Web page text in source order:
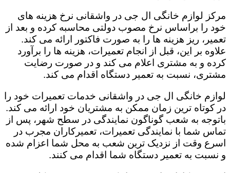
مرکز لوازم خانگی ال جی در واشقانی نرخ هزینه های
خود را براساس نرخ مصوب دولتی محاسبه کرده و بعد از
تعمیر، ریز هزینه ها را به صورت فاکتور ارائه می کند.
علاوه بر این، قبل از انجام تعمیرات، هزینه ها را برآورد
کرده و به مشتری اعلام می کند و در صورت رضایت
مشتری، نسبت به تعمیر دستگاه اقدام می کند.
لوازم خانگی ال جی در واشقانی خدمات تعمیرات خود را
در کوتاه ترین زمان ممکن به مشتریان خود ارائه می کند.
باتوجه به شعب گوناگون نمایندگی در سطح شهر، پس از
تماس شما با نمایندگی تعمیرات، تعمیرکاران مجرب در
اسرع وقت از نزدیک ترین شعب به محل شما اعزام شده
و نسبت به تعمیر دستگاه شما اقدام می کنند.